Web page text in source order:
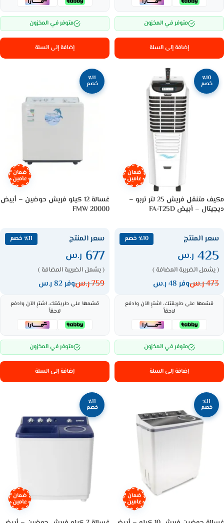
متوفر في المخزون
إضافة إلى السلة
متوفر في المخزون
إضافة إلى السلة
٪10
خصم
ضمان
عامين
مكيف متنقل فريش 25 لتر تربو –
ديجيتال – أبيض FA-T25D
سعر المنتج ٪10 خصم
425 ر.س
( يشمل الضريبة المضافة )
473ر.سوفر 48 ر.س
قسّمها على طريقتك، اشترِ الآن وادفع
لاحقاً
متوفر في المخزون
إضافة إلى السلة
٪11
خصم
ضمان
عامين
غسالة 12 كيلو فريش حوضين – أبيض
FMW 20000
سعر المنتج ٪11 خصم
677 ر.س
( يشمل الضريبة المضافة )
759ر.سوفر 82 ر.س
قسّمها على طريقتك، اشترِ الآن وادفع
لاحقاً
متوفر في المخزون
إضافة إلى السلة
٪11
خصم
ضمان
عامين
٪11
خصم
ضمان
عامين